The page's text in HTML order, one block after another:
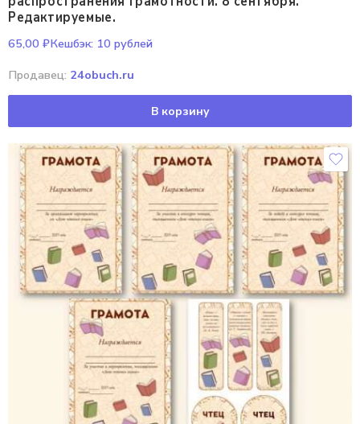
Редактируемые.
65,00 ₽Кешбэк: 10 рублей
Продавец: 24obuch.ru
В корзину